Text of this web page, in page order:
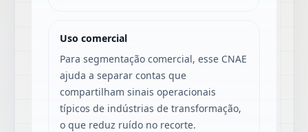
Uso comercial
Para segmentação comercial, esse CNAE
ajuda a separar contas que
compartilham sinais operacionais
típicos de indústrias de transformação,
o que reduz ruído no recorte.